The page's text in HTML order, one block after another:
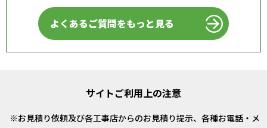
よくあるご質問をもっと見る
サイトご利用上の注意
お見積り依頼及び各工事店からのお見積り提示、各種お電話・メ